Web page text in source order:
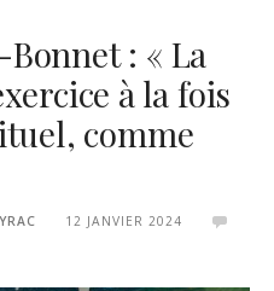
: « La
à la fois
comme
12 JANVIER 2024